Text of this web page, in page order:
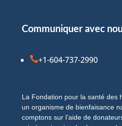
Communiquer avec
+1-604-737-2990
La Fondation pour la santé des
un organisme de bienfaisance
comptons sur l’aide de